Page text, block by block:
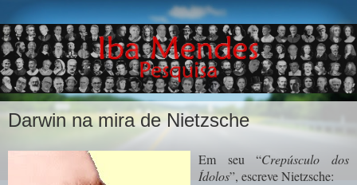
Darwin na mira de Nietzsche
Em seu “Crepúsculo dos
Ídolos”, escreve Nietzsche: